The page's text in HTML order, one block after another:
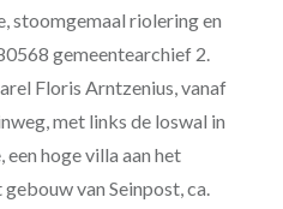
stoomgemaal riolering en
gemeentearchief 2.
Floris Arntzenius, vanaf
met links de loswal in
hoge villa aan het
van Seinpost, ca.